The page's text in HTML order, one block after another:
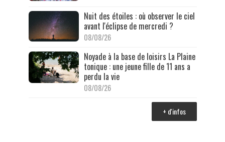
Nuit des étoiles : où observer le ciel
avant l'éclipse de mercredi ?
08/08/26
Noyade à la base de loisirs La Plaine
tonique : une jeune fille de 11 ans a
perdu la vie
08/08/26
+ d'infos